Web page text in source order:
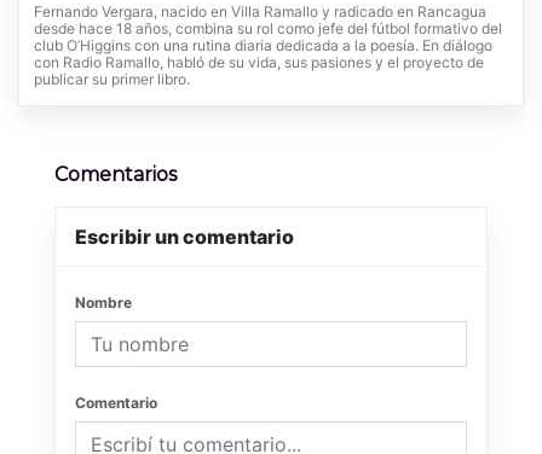
Fernando Vergara, nacido en Villa Ramallo y radicado en Rancagua
desde hace 18 años, combina su rol como jefe del fútbol formativo del
club O’Higgins con una rutina diaria dedicada a la poesía. En diálogo
con Radio Ramallo, habló de su vida, sus pasiones y el proyecto de
publicar su primer libro.
Comentarios
Escribir un comentario
Nombre
Comentario